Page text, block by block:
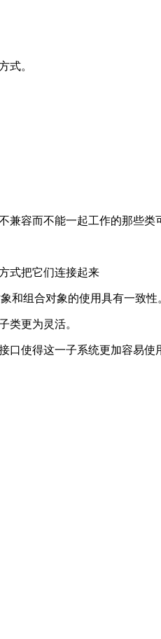
式。
容而不能一起工作的那些类
式把它们连接起来
和组合对象的使用具有一致性
类更为灵活。
使得这一子系统更加容易使